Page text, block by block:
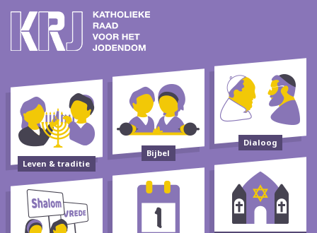
Leven & traditie
Bijbel
Dialoog